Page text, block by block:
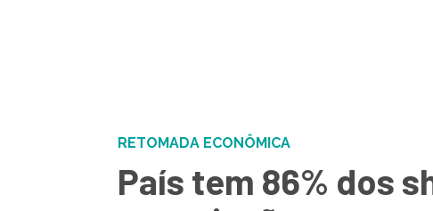
RETOMADA ECONÔMICA
País tem 86% dos